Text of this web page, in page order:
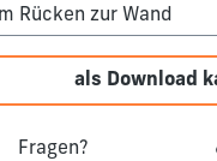
den
als Download
Fragen?